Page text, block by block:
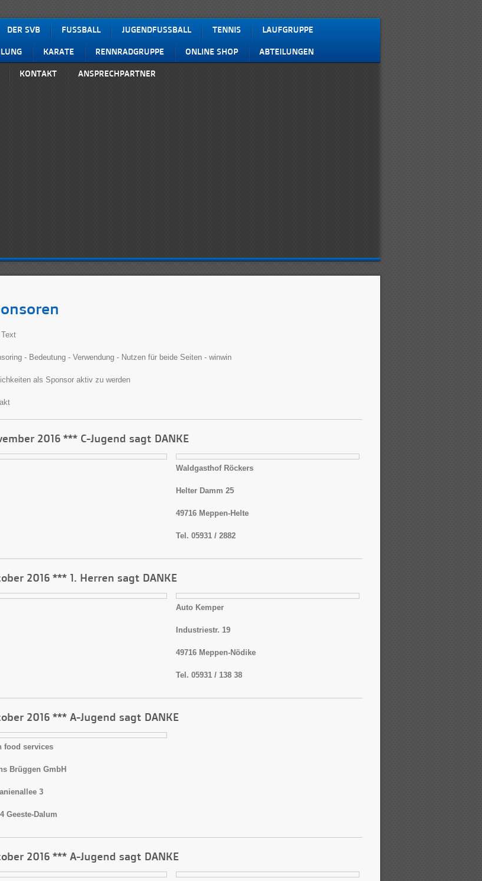
DER SVB FUSSBALL JUGENDFUSSBALL TENNIS LAUFGRUPPE
KARATE RENNRADGRUPPE ONLINE SHOP ABTEILUNGEN
KONTAKT ANSPRECHPARTNER
- Bedeutung - Verwendung - Nutzen für beide Seiten - winwin
als Sponsor aktiv zu werden
2016 *** C-Jugend sagt DANKE
Waldgasthof Röckers
Helter Damm 25
49716 Meppen-Helte
Tel. 05931 / 2882
2016 *** 1. Herren sagt DANKE
Auto Kemper
Industriestr. 19
49716 Meppen-Nödike
Tel. 05931 / 138 38
2016 *** A-Jugend sagt DANKE
food services
Brüggen GmbH
3
Geeste-Dalum
2016 *** A-Jugend sagt DANKE